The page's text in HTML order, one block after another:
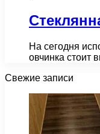
На сегодня
овчинка стоит
Свежие записи